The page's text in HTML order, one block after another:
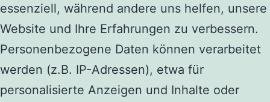
essenziell, während andere uns helfen, unsere
Website und Ihre Erfahrungen zu verbessern.
Personenbezogene Daten können verarbeitet
werden (z.B. IP-Adressen), etwa für
personalisierte Anzeigen und Inhalte oder